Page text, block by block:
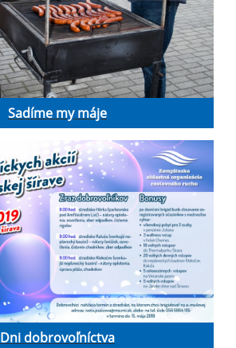
Sadíme my máje
Dni dobrovoľníctva